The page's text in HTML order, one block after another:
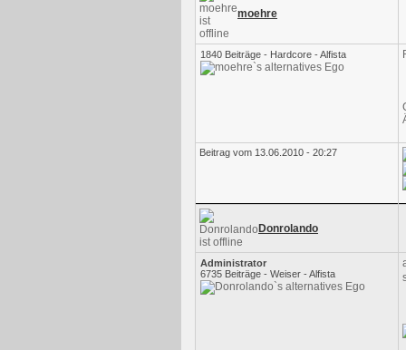
moehre
1840 Beiträge - Hardcore - Alfista
Beitrag vom 13.06.2010 - 20:27
Donrolando
Administrator
6735 Beiträge - Weiser - Alfista